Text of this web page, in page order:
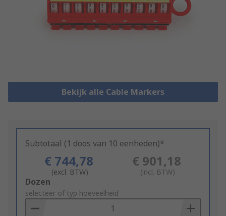
Bekijk alle Cable Markers
Subtotaal (1 doos van 10 eenheden)*
€ 744,78
(excl. BTW)
€ 901,18
(incl. BTW)
Add
to
Basket
Dozen
selecteer of typ hoeveelheid